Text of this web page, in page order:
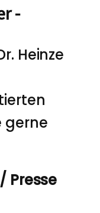
-
Heinze
gerne
Presse